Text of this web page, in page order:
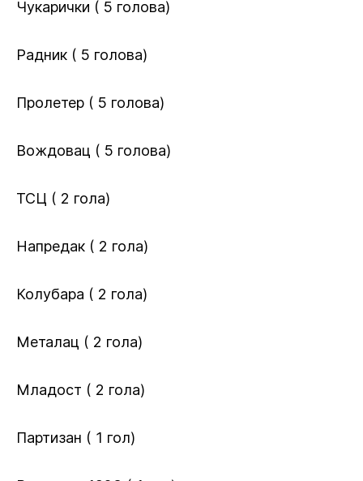
Чукарички ( 5 голова)
Радник ( 5 голова)
Пролетер ( 5 голова)
Вождовац ( 5 голова)
ТСЦ ( 2 гола)
Напредак ( 2 гола)
Колубара ( 2 гола)
Металац ( 2 гола)
Младост ( 2 гола)
Партизан ( 1 гол)